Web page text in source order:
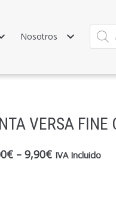
Nosotros
VERSA FINE
€– 9,90€ IVA Incluido